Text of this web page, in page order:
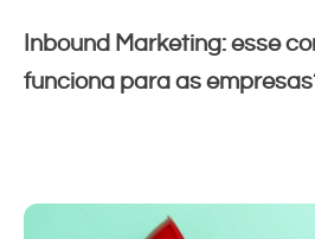
Inbound Marketing: esse
funciona para as